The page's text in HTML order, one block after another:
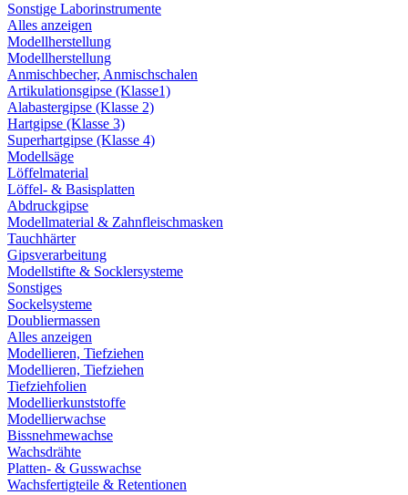
Sonstige Laborinstrumente
Alles anzeigen
Modellherstellung
Modellherstellung
Anmischbecher, Anmischschalen
Artikulationsgipse (Klasse1)
Alabastergipse (Klasse 2)
Hartgipse (Klasse 3)
Superhartgipse (Klasse 4)
Modellsäge
Löffelmaterial
Löffel- & Basisplatten
Abdruckgipse
Modellmaterial & Zahnfleischmasken
Tauchhärter
Gipsverarbeitung
Modellstifte & Socklersysteme
Sonstiges
Sockelsysteme
Doubliermassen
Alles anzeigen
Modellieren, Tiefziehen
Modellieren, Tiefziehen
Tiefziehfolien
Modellierkunststoffe
Modellierwachse
Bissnehmewachse
Wachsdrähte
Platten- & Gusswachse
Wachsfertigteile & Retentionen